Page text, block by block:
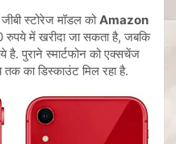
स्टोरेज मॉडल कोAmazon
में खरीदा जा सकता है, जबकि
पुराने स्मार्टफोन को एक्सचेंज
का डिस्काउंट मिल रहा है.